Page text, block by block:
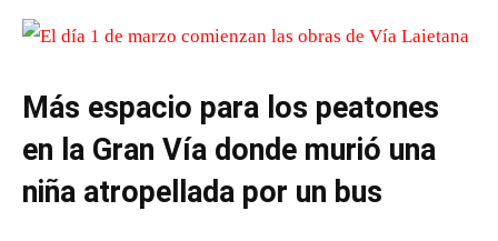
Más espacio para los peatones
en la Gran Vía donde murió una
niña atropellada por un bus